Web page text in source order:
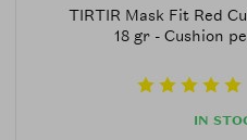
TIRTIR Mask Fit Red
18 gr - Cushion
IN